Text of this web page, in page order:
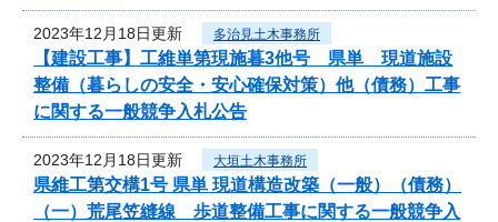
2023年12月18日更新 多治見土木事務所
【建設工事】工維単第現施暮3他号 県単 現道施設
整備（暮らしの安全・安心確保対策）他（債務）工事
に関する一般競争入札公告
2023年12月18日更新 大垣土木事務所
県維工第交構1号 県単 現道構造改築（一般）（債務）
（一）荒尾笠縫線 歩道整備工事に関する一般競争入